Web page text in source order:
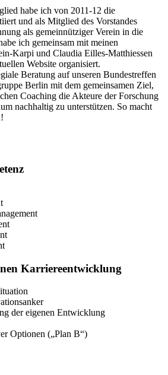
habe ich von 2011-12 die
und als Mitglied des Vorstandes
als gemeinnütziger Verein in die
ich gemeinsam mit meinen
Karpi und Claudia Eilles-Matthiessen
Website organisiert.
Beratung auf unseren Bundestreffen
Berlin mit dem gemeinsamen Ziel,
Coaching die Akteure der Forschung
nachhaltig zu unterstützen. So macht
Karriereentwicklung
der eigenen Entwicklung
Optionen („Plan B“)